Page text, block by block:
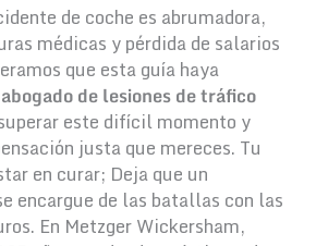
de coche es abrumadora,
médicas y pérdida de salarios
que esta guía haya
abogado de lesiones de tráfico
este difícil momento y
justa que mereces. Tu
en curar; Deja que un
encargue de las batallas con las
En Metzger Wickersham,